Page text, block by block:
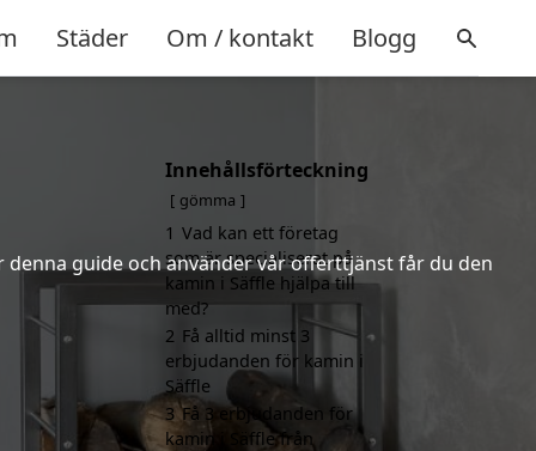
Städer Om / kontakt Blogg
guide och använder vår offerttjänst får du den
Innehållsförteckning
gömma
1 Vad kan ett företag
som är specialiserat på
kamin i Säffle hjälpa till
med?
2 Få alltid minst 3
erbjudanden för kamin i
Säffle
3 Få 3 erbjudanden för
kamin i Säffle från